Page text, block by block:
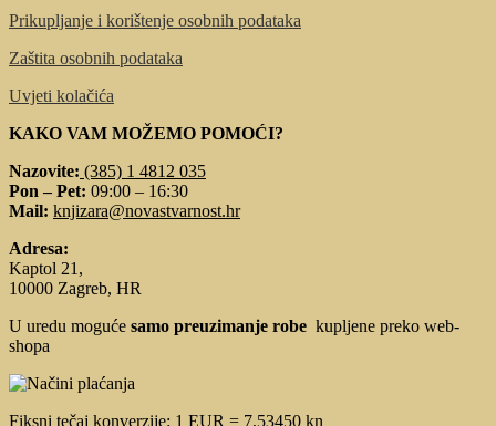
Prikupljanje i korištenje osobnih podataka
Zaštita osobnih podataka
Uvjeti kolačića
KAKO VAM MOŽEMO POMOĆI?
Nazovite: (385) 1 4812 035
Pon – Pet: 09:00 – 16:30
Mail: knjizara@novastvarnost.hr
Adresa:
Kaptol 21,
10000 Zagreb, HR
U uredu moguće samo preuzimanje robe kupljene preko web-
shopa
Fiksni tečaj konverzije: 1 EUR = 7,53450 kn